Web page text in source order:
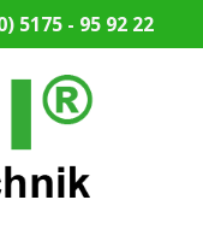
5175 - 95 92 22